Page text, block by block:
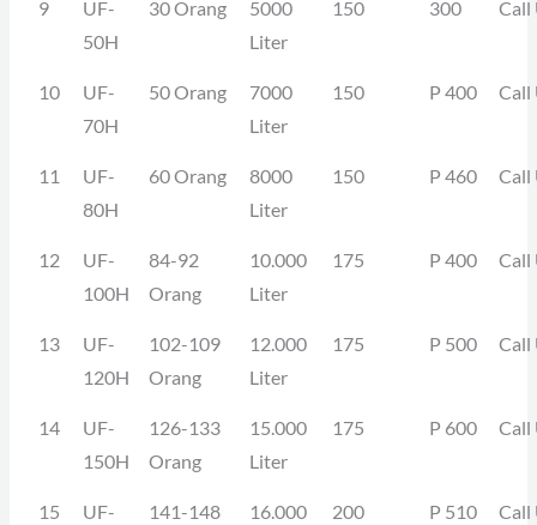
9
UF-
50H
30 Orang
5000
Liter
150 300 Call
10
UF-
70H
50 Orang
7000
Liter
150 P 400 Call
11
UF-
80H
60 Orang
8000
Liter
150 P 460 Call
12
UF-
100H
84-92
Orang
10.000
Liter
175 P 400 Call
13
UF-
120H
102-109
Orang
12.000
Liter
175 P 500 Call
14
UF-
150H
126-133
Orang
15.000
Liter
175 P 600 Call
15
UF-
141-148
16.000
200 P 510 Call